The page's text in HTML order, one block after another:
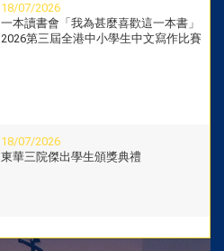
18/07/2026
一本讀書會「我為甚麼喜歡這一本書」
2026第三屆全港中小學生中文寫作比賽
18/07/2026
東華三院傑出學生頒獎典禮